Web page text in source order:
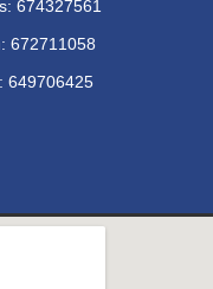
674327561
672711058
649706425